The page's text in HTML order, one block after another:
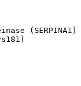
(SERPINA1)